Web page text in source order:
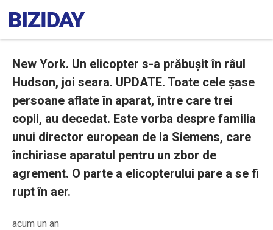
New York. Un elicopter s-a prăbușit în râul
Hudson, joi seara. UPDATE. Toate cele șase
persoane aflate în aparat, între care trei
copii, au decedat. Este vorba despre familia
unui director european de la Siemens, care
închiriase aparatul pentru un zbor de
agrement. O parte a elicopterului pare a se fi
rupt în aer.
acum un an